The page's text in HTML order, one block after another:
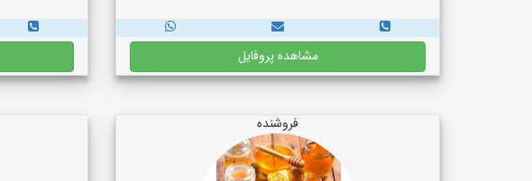
مشاهده پروفایل
فروشنده